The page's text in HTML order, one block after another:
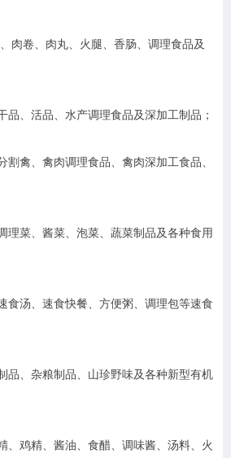
肉卷、肉丸、火腿、香肠、调理食品及
品、活品、水产调理食品及深加工制品；
割禽、禽肉调理食品、禽肉深加工食品、
理菜、酱菜、泡菜、蔬菜制品及各种食用
食汤、速食快餐、方便粥、调理包等速食
品、杂粮制品、山珍野味及各种新型有机
、鸡精、酱油、食醋、调味酱、汤料、火